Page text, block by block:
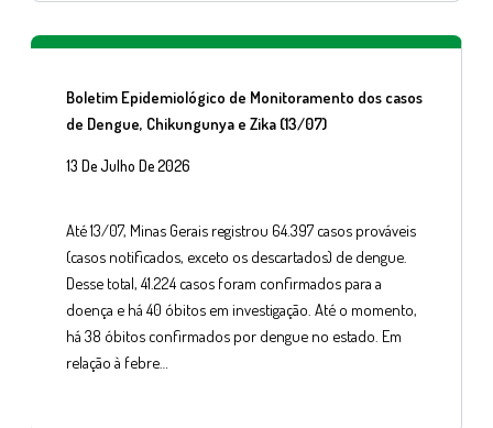
Boletim Epidemiológico de Monitoramento dos casos
de Dengue, Chikungunya e Zika (13/07)
13 De Julho De 2026
Até 13/07, Minas Gerais registrou 64.397 casos prováveis
(casos notificados, exceto os descartados) de dengue.
Desse total, 41.224 casos foram confirmados para a
doença e há 40 óbitos em investigação. Até o momento,
há 38 óbitos confirmados por dengue no estado. Em
relação à febre…